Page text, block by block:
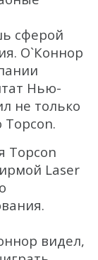
сферой
О`Коннор
Нью-
не только
Topcon
Laser
видел,